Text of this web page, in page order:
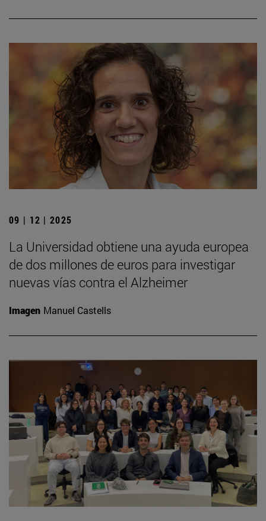
09 | 12 | 2025
La Universidad obtiene una ayuda europea
de dos millones de euros para investigar
nuevas vías contra el Alzheimer
Imagen Manuel Castells